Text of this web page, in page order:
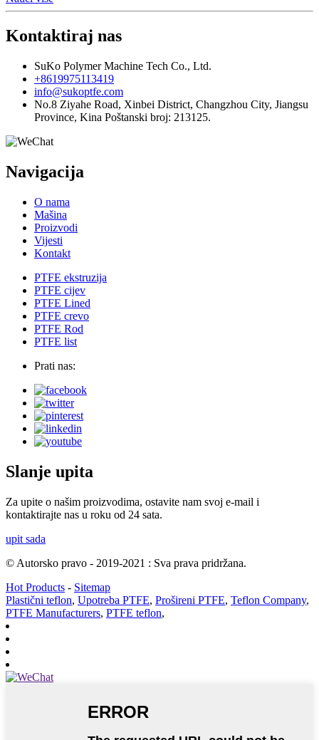
Kontaktiraj nas
SuKo Polymer Machine Tech Co., Ltd.
+8619975113419
info@sukoptfe.com
No.8 Ziyahe Road, Xinbei District, Changzhou City, Jiangsu
Province, Kina Poštanski broj: 213125.
Navigacija
O nama
Mašina
Proizvodi
Vijesti
Kontakt
PTFE ekstruzija
PTFE cijev
PTFE Lined
PTFE crevo
PTFE Rod
PTFE list
Prati nas:
Slanje upita
Za upite o našim proizvodima, ostavite nam svoj e-mail i
kontaktirajte nas u roku od 24 sata.
upit sada
© Autorsko pravo - 2019-2021 : Sva prava pridržana.
Hot Products - Sitemap
Plastični teflon, Upotreba PTFE, Prošireni PTFE, Teflon Company,
PTFE Manufacturers, PTFE teflon,